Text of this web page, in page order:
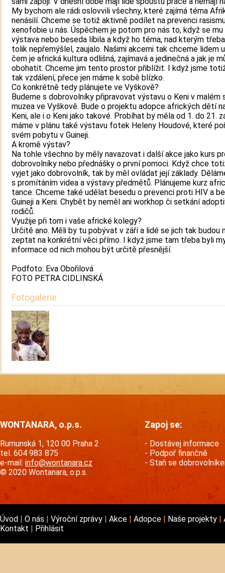
My bychom ale rádi oslovvili všechny, které zajímá téma
nenásilí. Chceme se totiž aktivně podílet na prevenci
xenofobie u nás. Úspěchem je potom pro nás to, když se mu
výstava nebo beseda líbila a když ho téma, nad kterým
tolik nepřemýšlel, zaujalo. Našimi akcemi tak chceme lidem
čem je africká kultura odlišná, zajímavá a jedinečná a jak je
obohatit. Chceme jim tento prostor přiblížit. I když jsme
tak vzdálení, přece jen máme k sobě blízko.
Co konkrétně tedy plánujete ve Vyškově?
Budeme s dobrovolníky připravovat výstavu o Keni v malém
muzea ve Vyškově. Bude o projektu adopce afrických dětí
Keni, ale i o Keni jako takové. Probíhat by měla od 1. do 21.
máme v plánu také výstavu fotek Heleny Houdové, které
svém pobytu v Guineji.
A kromě výstav?
Na tohle všechno by měly navazovat i další akce jako kurs
dobrovolníky nebo přednášky o první pomoci. Když chce
vyjet jako dobrovolník, tak by měl ovládat její základy.
s promítáním videa a výstavy předmětů. Plánujeme kurz
tance. Chceme také udělat besedu o prevenci proti HIV a
Guineji a Keni. Chybět by neměl ani workhop či setkání
rodičů.
Využije při tom i vaše africké kolegy?
Určitě ano. Měli by tu pobývat v září a lidé se jich tak budou
zeptat na konkrétní věci přímo. I když jsme tam třeba byli
informace od nich mohou být určitě přesnější.
Podfoto: Eva Obořilová
FOTO PETRA CIDLINSKÁ
Fotogalerie
WONTANARA, o.p.s.
Rumunská 1, 120 00 Praha 2
tel. 604 983 875
e-mail: info@wontanara.cz
© 2020 Wontanara, o.p.s.
Zapoj se:
Dostávej informace
Podpoř finančně
Staň se
Úvod O nás Výroční zprávy Akce Adopce Naše projekty
Kontakt
Přihlásit